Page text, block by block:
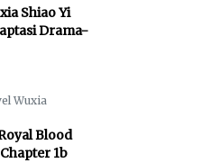
Shiao Yi
Drama-
Wuxia
Blood
1b